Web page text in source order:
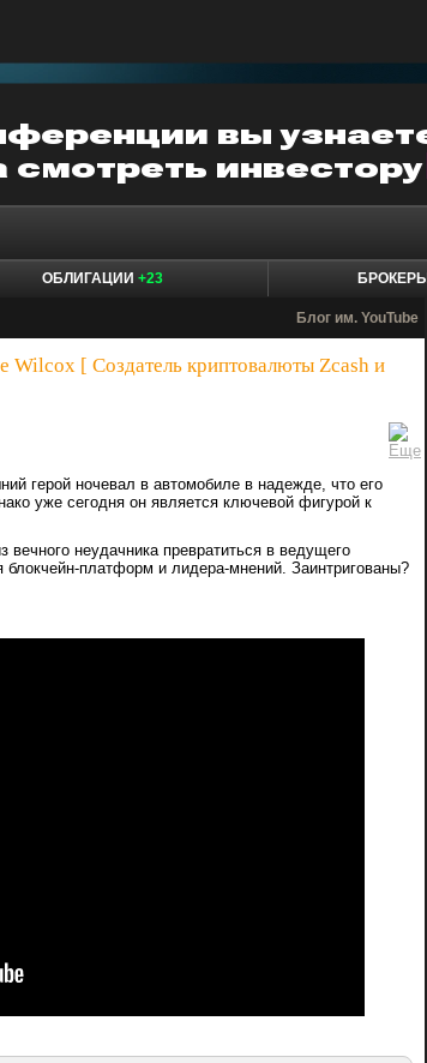
ОБЛИГАЦИИ +23 БРОКЕРЫ
Блог им. YouTube
Wilcox [ Создатель криптовалюты Zсash и
герой ночевал в автомобиле в надежде, что его
уже сегодня он является ключевой фигурой к
вечного неудачника превратиться в ведущего
блокчейн-платформ и лидера-мнений. Заинтригованы?